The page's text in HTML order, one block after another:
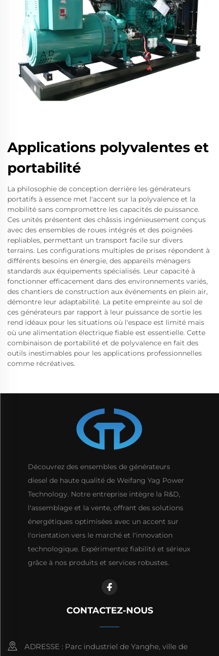
Applications polyvalentes et
portabilité
La philosophie de conception derrière les générateurs
portatifs à essence met l'accent sur la polyvalence et la
mobilité sans compromettre les capacités de puissance.
Ces unités présentent des châssis ingénieusement conçus
avec des ensembles de roues intégrés et des poignées
repliables, permettant un transport facile sur divers
terrains. Les configurations multiples de prises répondent à
différents besoins en énergie, des appareils ménagers
standards aux équipements spécialisés. Leur capacité à
fonctionner efficacement dans des environnements variés,
des chantiers de construction aux événements en plein air,
démontre leur adaptabilité. La petite empreinte au sol de
ces générateurs par rapport à leur puissance de sortie les
rend idéaux pour les situations où l'espace est limité mais
où une alimentation électrique fiable est essentielle. Cette
combinaison de portabilité et de polyvalence en fait des
outils inestimables pour les applications professionnelles
comme récréatives.
Découvrez des ensembles de générateurs
diesel de haute qualité de Weifang Yag Power
Technology. Notre entreprise intègre la R&D,
l'assemblage et la vente, offrant des solutions
énergétiques optimisées avec un accent sur
l'orientation vers le marché et l'innovation
technologique. Expérimentez fiabilité et sérieux
grâce à nos produits et services robustes.
CONTACTEZ-NOUS
ADRESSE : Parc industriel de Yanghe, ville de